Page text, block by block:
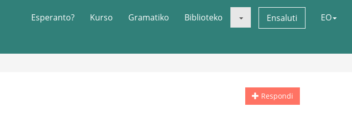
Esperanto? Kurso Gramatiko Biblioteko Ensaluti EO
Respondi